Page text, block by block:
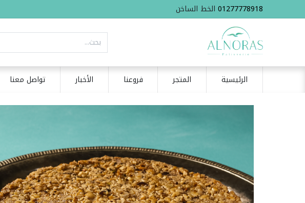
01277778918 الخط الساخن
الرئيسية المتجر فروعنا الأخبار تواصل معنا